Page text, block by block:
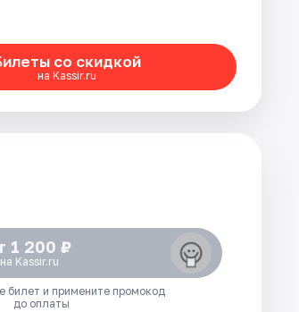
со скидкой
на Kassir.ru
1 200 ₽
на Kassir.ru
билет и примените промокод
до оплаты